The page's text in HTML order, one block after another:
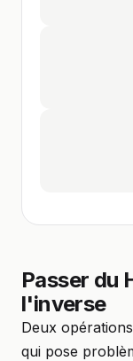
Passer du
l'inverse
Deux
qui pose